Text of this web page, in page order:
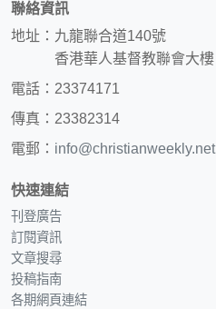
聯絡資訊
地址：九龍聯合道140號
香港華人基督教聯會大樓
電話：23374171
傳真：23382314
電郵： info@christianweekly.net
快速連結
刊登廣告
訂閱資訊
文章搜尋
投稿指南
各期網頁連結